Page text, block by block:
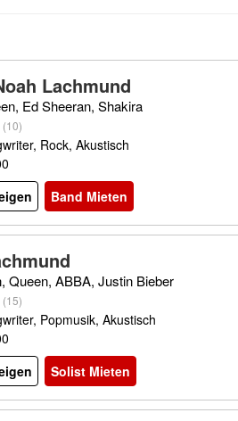
Lachmund
Ed Sheeran, Shakira
(10)
Rock, Akustisch
Band Mieten
Queen, ABBA, Justin Bieber
(15)
Popmusik, Akustisch
Solist Mieten